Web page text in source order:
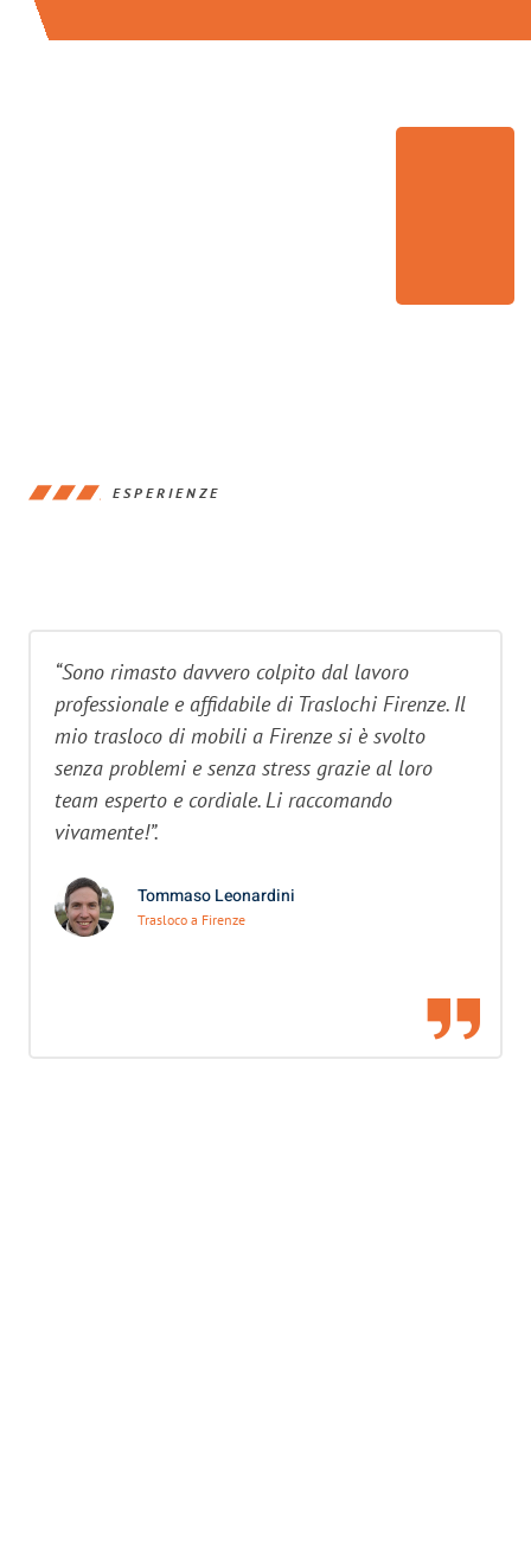
ESPERIENZE
“Sono rimasto davvero colpito dal lavoro
professionale e affidabile di Traslochi Firenze. Il
mio trasloco di mobili a Firenze si è svolto
senza problemi e senza stress grazie al loro
team esperto e cordiale. Li raccomando
vivamente!”.
Tommaso Leonardini
Trasloco a Firenze